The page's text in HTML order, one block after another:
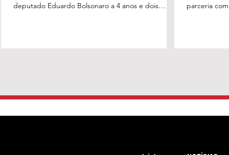
deputado Eduardo Bolsonaro a 4 anos e dois
prisão, o ex-deputado foi condenado a oito anos
parceria